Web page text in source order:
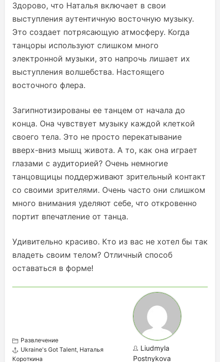
Здорово, что Наталья включает в свои
выступления аутентичную восточную музыку.
Это создает потрясающую атмосферу. Когда
танцоры используют слишком много
электронной музыки, это напрочь лишает их
выступления волшебства. Настоящего
восточного флера.
Загипнотизированы ее танцем от начала до
конца. Она чувствует музыку каждой клеткой
своего тела. Это не просто перекатывание
вверх-вниз мышц живота. А то, как она играет
глазами с аудиторией? Очень немногие
танцовщицы поддерживают зрительный контакт
со своими зрителями. Очень часто они слишком
много внимания уделяют себе, что откровенно
портит впечатление от танца.
Удивительно красиво. Кто из вас не хотел бы так
владеть своим телом? Отличный способ
оставаться в форме!
Развлечение
Ukraine's Got Talent, Наталья
Короткина
Liudmyla
Postnykova